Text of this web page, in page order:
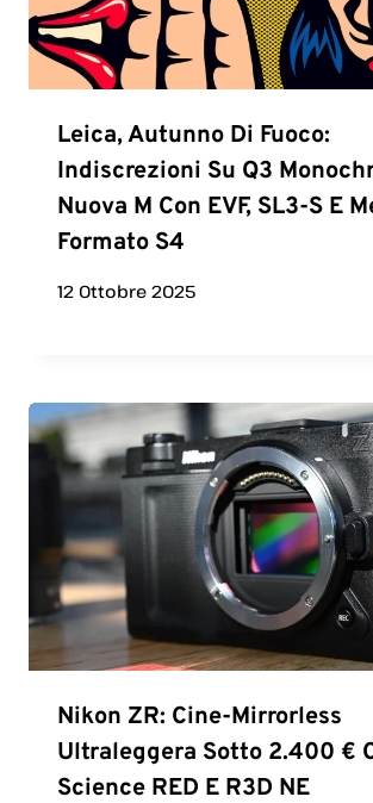
Leica, Autunno Di Fuoco:
Indiscrezioni Su Q3
Nuova M Con EVF, SL3-S E
Formato S4
12 Ottobre 2025
Nikon ZR: Cine-Mirrorless
Ultraleggera Sotto 2.400 €
Science RED E R3D NE